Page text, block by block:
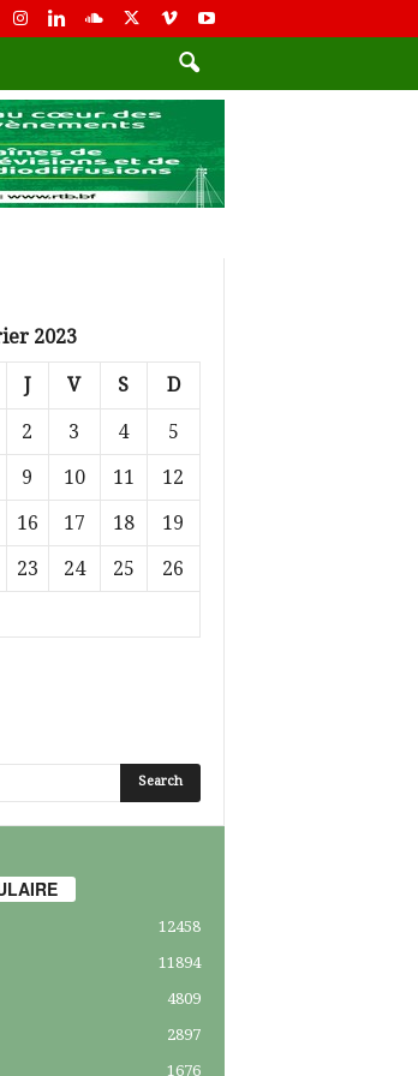
2023
J V S D
2 3 4
5
9 10 11
12
16 17 18
19
23 24 25
26
12458
11894
4809
2897
1676